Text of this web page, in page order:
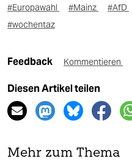
#Europawahl #Mainz #AfD
#wochentaz
Feedback Kommentieren
Diesen Artikel teilen
Mehr zum Thema